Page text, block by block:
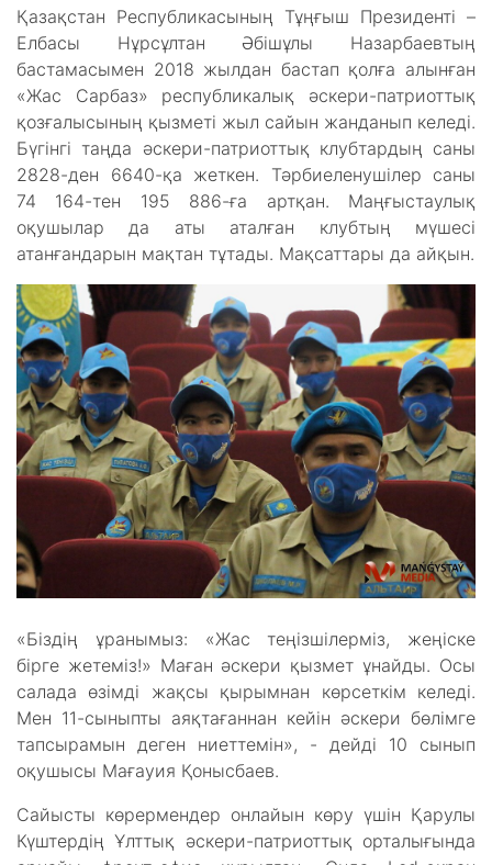
Қазақстан Республикасының Тұңғыш Президенті –
Елбасы Нұрсұлтан Әбішұлы Назарбаевтың
бастамасымен 2018 жылдан бастап қолға алынған
«Жас Сарбаз» республикалық әскери-патриоттық
қозғалысының қызметі жыл сайын жанданып келеді.
Бүгінгі таңда әскери-патриоттық клубтардың саны
2828-ден 6640-қа жеткен. Тәрбиеленушілер саны
74 164-тен 195 886-ға артқан. Маңғыстаулық
оқушылар да аты аталған клубтың мүшесі
атанғандарын мақтан тұтады. Мақсаттары да айқын.
«Біздің ұранымыз: «Жас теңізшілерміз, жеңіске
бірге жетеміз!» Маған әскери қызмет ұнайды. Осы
салада өзімді жақсы қырымнан көрсеткім келеді.
Мен 11-сыныпты аяқтағаннан кейін әскери бөлімге
тапсырамын деген ниеттемін», - дейді 10 сынып
оқушысы Мағауия Қонысбаев.
Сайысты көрермендер онлайын көру үшін Қарулы
Күштердің Ұлттық әскери-патриоттық орталығында